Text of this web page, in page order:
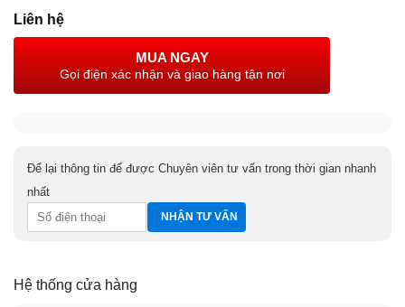
Liên hệ
MUA NGAY
Gọi điện xác nhận và giao hàng tận nơi
Để lại thông tin để được Chuyên viên tư vấn trong thời gian nhanh
nhất
Hệ thống cửa hàng